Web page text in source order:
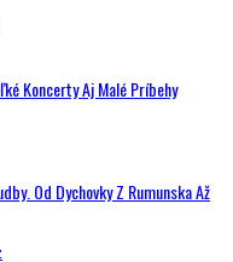
Koncerty Aj Malé Príbehy
Od Dychovky Z Rumunska Až